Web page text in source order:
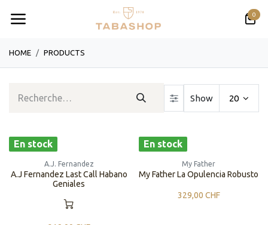
0
HOME PRODUCTS
Show 20
En stock
A.J. Fernandez
A.J Fernandez Last Call Habano
Geniales
En stock
My Father
My Father La Opulencia Robusto
329,00 CHF